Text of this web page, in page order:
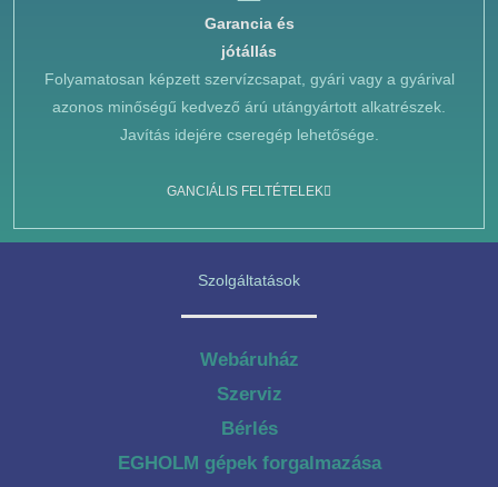
Garancia és
jótállás
Folyamatosan képzett szervízcsapat, gyári vagy a gyárival
azonos minőségű kedvező árú utángyártott alkatrészek.
Javítás idejére cseregép lehetősége.
GANCIÁLIS FELTÉTELEK
Szolgáltatások
Webáruház
Szerviz
Bérlés
EGHOLM gépek forgalmazása